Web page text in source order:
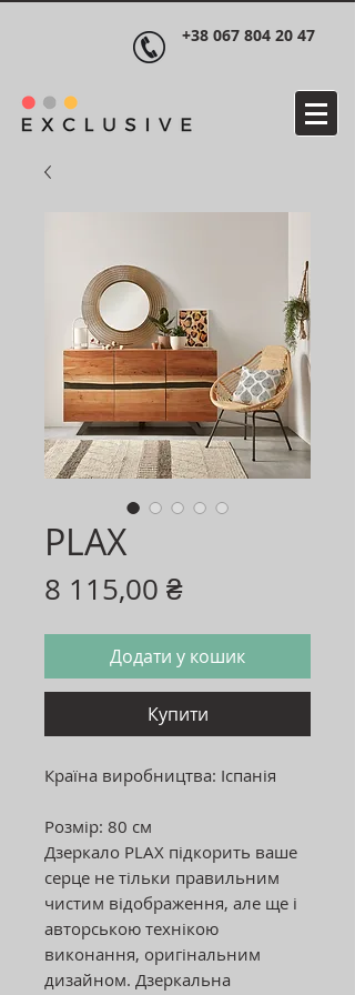
+38 067 804 20 47
PLAX
8 115,00 ₴Ціна
Додати у кошик
Купити
Країна виробництва: Іспанія
Розмір: 80 см
Дзеркало PLAX підкорить ваше
серце не тільки правильним
чистим відображення, але ще і
авторською технікою
виконання, оригінальним
дизайном. Дзеркальна